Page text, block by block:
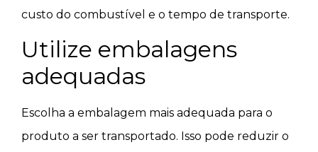
custo do combustível e o tempo de transporte.
Utilize embalagens
adequadas
Escolha a embalagem mais adequada para o
produto a ser transportado. Isso pode reduzir o